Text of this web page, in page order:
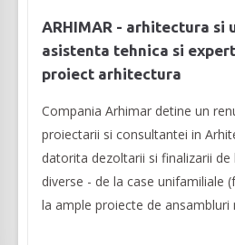
ARHIMAR - arhitectura si
asistenta tehnica si
proiect arhitectura
Compania Arhimar detine un
proiectarii si consultantei in
datorita dezoltarii si finalizarii de
diverse - de la case unifamiliale
la ample proiecte de ansambluri